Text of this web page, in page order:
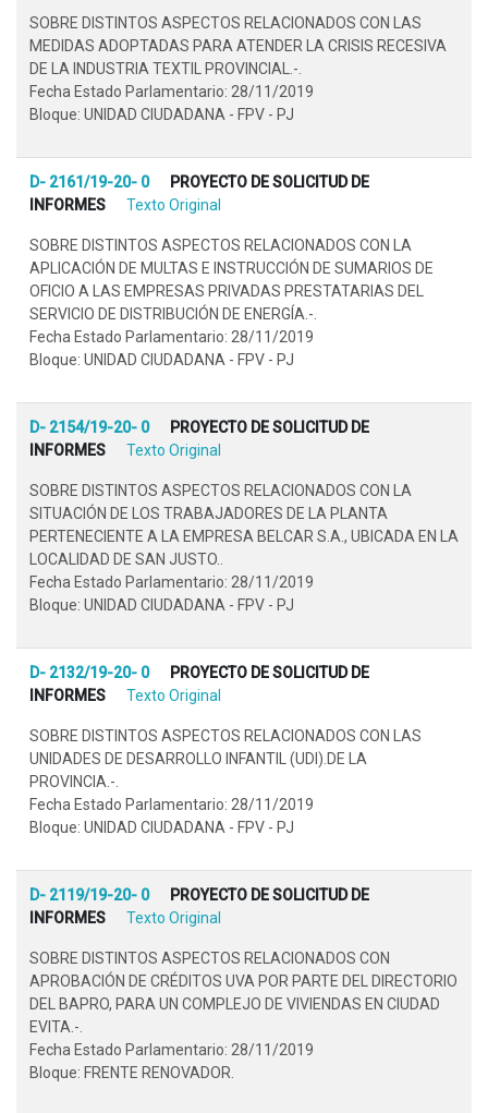
SOBRE DISTINTOS ASPECTOS RELACIONADOS CON LAS
MEDIDAS ADOPTADAS PARA ATENDER LA CRISIS RECESIVA
DE LA INDUSTRIA TEXTIL PROVINCIAL.-.
Fecha Estado Parlamentario: 28/11/2019
Bloque: UNIDAD CIUDADANA - FPV - PJ
D- 2161/19-20- 0
PROYECTO DE SOLICITUD DE
INFORMES
Texto Original
SOBRE DISTINTOS ASPECTOS RELACIONADOS CON LA
APLICACIÓN DE MULTAS E INSTRUCCIÓN DE SUMARIOS DE
OFICIO A LAS EMPRESAS PRIVADAS PRESTATARIAS DEL
SERVICIO DE DISTRIBUCIÓN DE ENERGÍA.-.
Fecha Estado Parlamentario: 28/11/2019
Bloque: UNIDAD CIUDADANA - FPV - PJ
D- 2154/19-20- 0
PROYECTO DE SOLICITUD DE
INFORMES
Texto Original
SOBRE DISTINTOS ASPECTOS RELACIONADOS CON LA
SITUACIÓN DE LOS TRABAJADORES DE LA PLANTA
PERTENECIENTE A LA EMPRESA BELCAR S.A., UBICADA EN LA
LOCALIDAD DE SAN JUSTO..
Fecha Estado Parlamentario: 28/11/2019
Bloque: UNIDAD CIUDADANA - FPV - PJ
D- 2132/19-20- 0
PROYECTO DE SOLICITUD DE
INFORMES
Texto Original
SOBRE DISTINTOS ASPECTOS RELACIONADOS CON LAS
UNIDADES DE DESARROLLO INFANTIL (UDI).DE LA
PROVINCIA.-.
Fecha Estado Parlamentario: 28/11/2019
Bloque: UNIDAD CIUDADANA - FPV - PJ
D- 2119/19-20- 0
PROYECTO DE SOLICITUD DE
INFORMES
Texto Original
SOBRE DISTINTOS ASPECTOS RELACIONADOS CON
APROBACIÓN DE CRÉDITOS UVA POR PARTE DEL DIRECTORIO
DEL BAPRO, PARA UN COMPLEJO DE VIVIENDAS EN CIUDAD
EVITA.-.
Fecha Estado Parlamentario: 28/11/2019
Bloque: FRENTE RENOVADOR.